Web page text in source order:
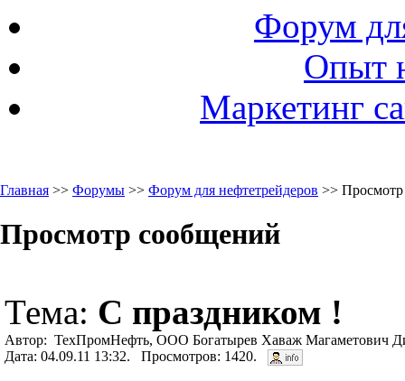
Форум
Опыт
Маркетинг
Главная >> Форумы >> Форум для нефтетрейдеров >>
Просмотр сообщений
Тема: С праздником !
Автор: ТехПромНефть, ООО Богатырев Хаваж Магаметович
Дата: 04.09.11 13:32. Просмотров: 1420.